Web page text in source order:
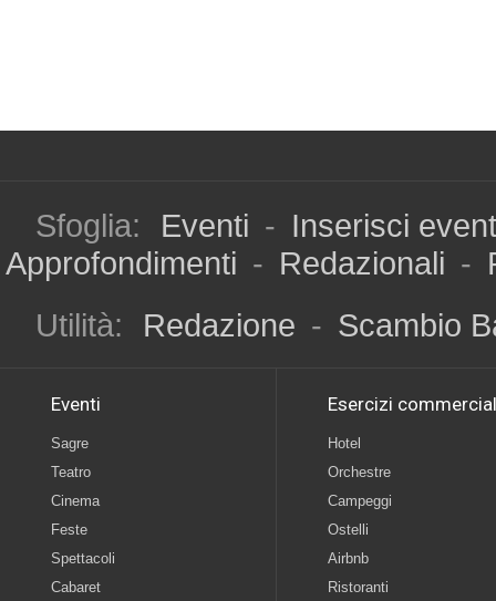
Sfoglia: Eventi - Inserisci
Approfondimenti - Redazionali -
Utilità:
Redazione - Scambio
Eventi
Sagre
Teatro
Cinema
Feste
Spettacoli
Cabaret
Esercizi
Hotel
Orchestre
Campeggi
Ostelli
Airbnb
Ristoranti